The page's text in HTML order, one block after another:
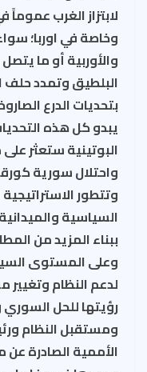
لابتزاز الغرب
وخاصة في اوربا؛
والأوربية أو ما
البلطيق وتمدد حلف
بتحديات الدرع
يبدو كل هذه
البوتينية ستعثر
واحتلال سورية
وتتطور
السياسية
ببناء المزيد من
وعلى المستوى
لدعم النظام
رؤيتها للحل
ومستقبل النظام
الأممية الصادرة